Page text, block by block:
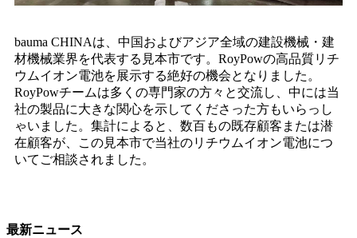
bauma CHINAは、中国およびアジア全域の建設機械・建
材機械業界を代表する見本市です。RoyPowの高品質リチ
ウムイオン電池を展示する絶好の機会となりました。
RoyPowチームは多くの専門家の方々と交流し、中には当
社の製品に大きな関心を示してくださった方もいらっし
ゃいました。集計によると、数百もの既存顧客または潜
在顧客が、この見本市で当社のリチウムイオン電池につ
いてご相談されました。
最新ニュース